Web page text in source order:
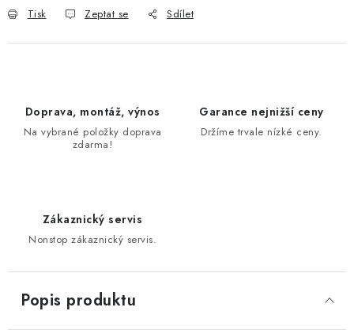
Tisk Zeptat se Sdílet
Doprava, montáž, výnos
Na vybrané položky doprava
zdarma!
Garance nejnižší ceny
Držíme trvale nízké ceny.
Zákaznický servis
Nonstop zákaznický servis.
Popis produktu